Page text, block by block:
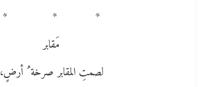
* * *
مَقابر
لصمتِ المقابر صرخة ُ أرضٍ،